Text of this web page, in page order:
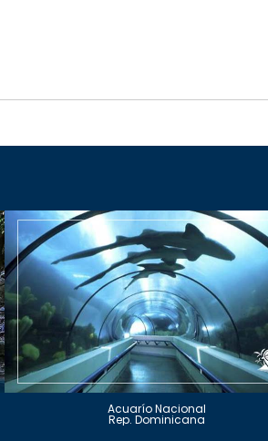
Acuarío Nacional
Rep. Dominicana